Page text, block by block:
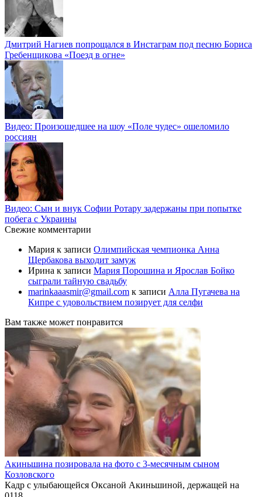
Дмитрий Нагиев попрощался в Инстаграм под песню Бориса
Гребенщикова «Поезд в огне»
Видео: Произошедшее на шоу «Поле чудес» ошеломило
россиян
Видео: Сын и внук Софии Ротару задержаны при попытке
побега с Украины
Свежие комментарии
Мария к записи Олимпийская чемпионка Анна
Щербакова выходит замуж
Ирина к записи Мария Порошина и Ярослав Бойко
сыграли тайную свадьбу
marinkaaasmir@gmail.com к записи Алла Пугачева на
Кипре с удовольствием позирует для селфи
Вам также может понравится
Акиньшина позировала на фото с 3-месячным сыном
Козловского
Кадр с улыбающейся Оксаной Акиньшиной, держащей на